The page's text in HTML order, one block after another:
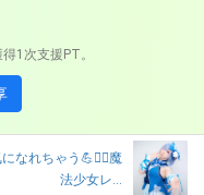
1次支援PT。
なれちゃう💪❤️‍🔥魔
法少女レ...